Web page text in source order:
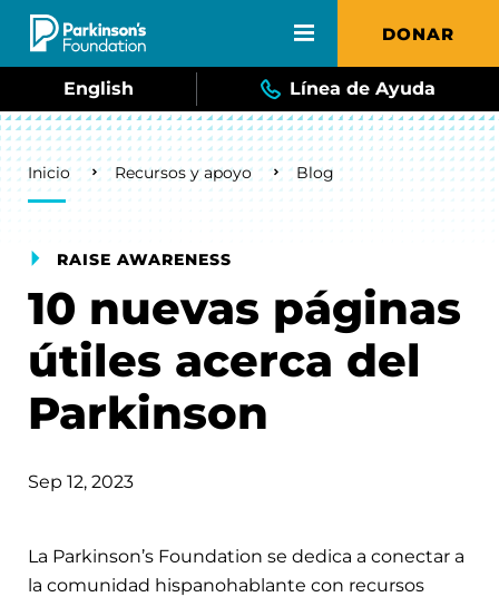
Skip to main content DONAR
English Línea de Ayuda
Breadcrumb
Inicio Recursos y apoyo Blog
RAISE AWARENESS
10 nuevas páginas
útiles acerca del
Parkinson
Sep 12, 2023
La Parkinson’s Foundation se dedica a conectar a
la comunidad hispanohablante con recursos